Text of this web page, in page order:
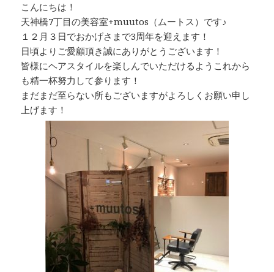
こんにちは！
天神橋7丁目の美容室+muutos（ムートス）です♪
１２月３日でおかげさまで3周年を迎えます！
日頃よりご愛顧頂き誠にありがとうございます！
皆様にヘアスタイルを楽しんでいただけるようこれから
も精一杯努力して参ります！
まだまだ至らない所もございますがよろしくお願い申し
上げます！